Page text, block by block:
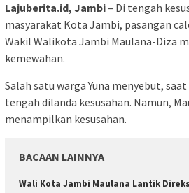
Lajuberita.id, Jambi– Di tengah
masyarakat Kota Jambi, pasangan
Wakil Walikota Jambi Maulana-Diza
kemewahan.
Salah satu warga Yuna menyebut,
tengah dilanda kesusahan. Namun,
menampilkan kesusahan.
BACAAN LAINNYA
Wali Kota Jambi Maulana Lantik